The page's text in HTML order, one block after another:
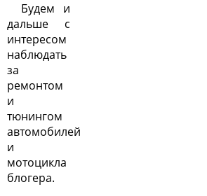
Будем и
дальше с
интересом
наблюдать
за
ремонтом
и
тюнингом
автомобилей
и
мотоцикла
блогера.